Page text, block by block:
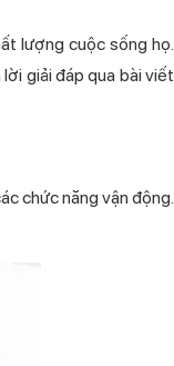
lượng cuộc sống họ.
giải đáp qua bài viết
chức năng vận động.